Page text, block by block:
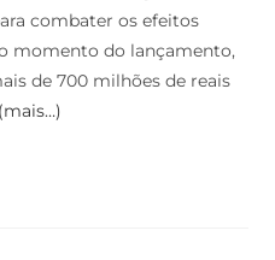
combater os efeitos
momento do lançamento,
de 700 milhões de reais
(mais…)